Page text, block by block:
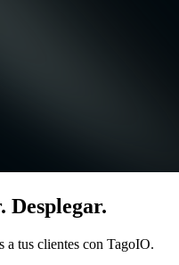
Desplegar.
a tus clientes con TagoIO.